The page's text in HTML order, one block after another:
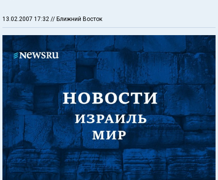
13.02.2007 17:32 // Ближний Восток